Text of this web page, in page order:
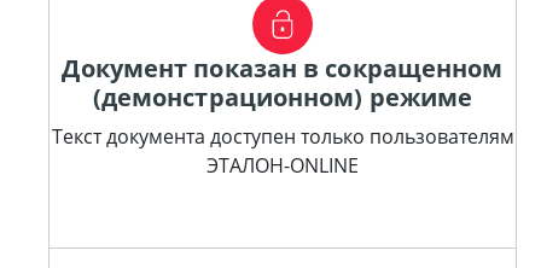
Документ показан в сокращенном
(демонстрационном) режиме
Текст документа доступен только пользователям
ЭТАЛОН-ONLINE